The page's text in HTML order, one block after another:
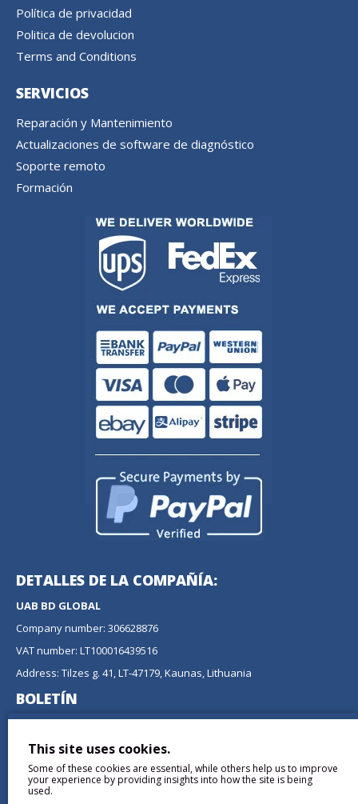
Política de privacidad
Politica de devolucion
Terms and Conditions
SERVICIOS
Reparación y Mantenimiento
Actualizaciones de software de diagnóstico
Soporte remoto
Formación
DETALLES DE LA COMPAÑÍA:
UAB BD GLOBAL
Company number: 306628876
VAT number: LT100016439516
Address: Tilzes g. 41, LT-47179, Kaunas, Lithuania
BOLETÍN
suscribiéndose a nuestro boletín.
ENVIAR
This site uses cookies.
Some of these cookies are essential, while others help us to improve
your experience by providing insights into how the site is being
used.